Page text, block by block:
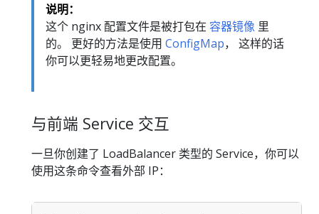
说明：
这个 nginx 配置文件是被打包在 容器镜像 里
的。 更好的方法是使用 ConfigMap， 这样的话
你可以更轻易地更改配置。
与前端 Service 交互
一旦你创建了 LoadBalancer 类型的 Service，你可以
使用这条命令查看外部 IP：